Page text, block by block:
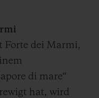
Forte dei Marmi,
di mare“
hat, wird